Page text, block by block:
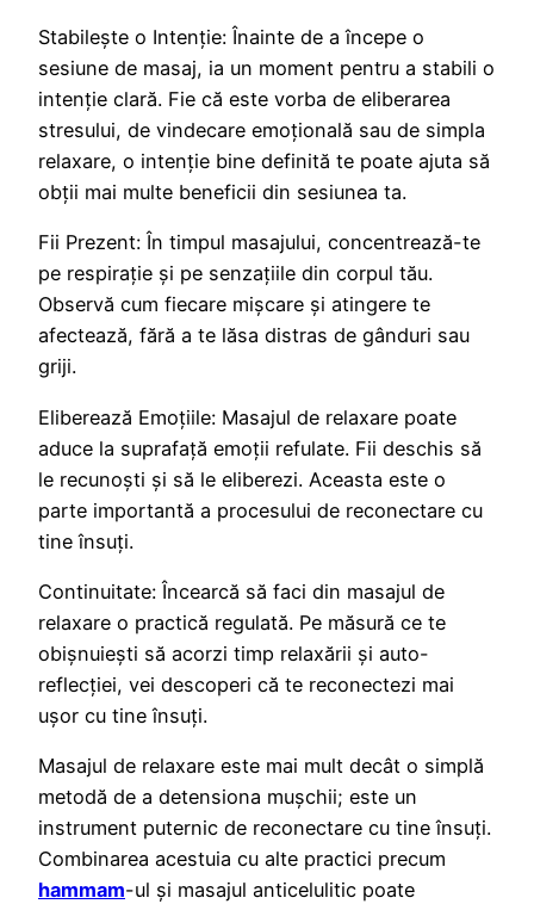
Stabilește o Intenție: Înainte de a începe o
sesiune de masaj, ia un moment pentru a stabili o
intenție clară. Fie că este vorba de eliberarea
stresului, de vindecare emoțională sau de simpla
relaxare, o intenție bine definită te poate ajuta să
obții mai multe beneficii din sesiunea ta.
Fii Prezent: În timpul masajului, concentrează-te
pe respirație și pe senzațiile din corpul tău.
Observă cum fiecare mișcare și atingere te
afectează, fără a te lăsa distras de gânduri sau
griji.
Eliberează Emoțiile: Masajul de relaxare poate
aduce la suprafață emoții refulate. Fii deschis să
le recunoști și să le eliberezi. Aceasta este o
parte importantă a procesului de reconectare cu
tine însuți.
Continuitate: Încearcă să faci din masajul de
relaxare o practică regulată. Pe măsură ce te
obișnuiești să acorzi timp relaxării și auto-
reflecției, vei descoperi că te reconectezi mai
ușor cu tine însuți.
Masajul de relaxare este mai mult decât o simplă
metodă de a detensiona mușchii; este un
instrument puternic de reconectare cu tine însuți.
Combinarea acestuia cu alte practici precum
hammam-ul și masajul anticelulitic poate